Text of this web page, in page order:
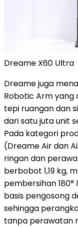
Dreame X60 Ultra
Dreame juga
Robotic Arm
tepi ruangan dan
dari satu juta unit
Pada kategori
(Dreame Air dan
ringan dan
berbobot 1,19 kg,
pembersihan 180°
basis pengosong
sehingga
tanpa perawatan